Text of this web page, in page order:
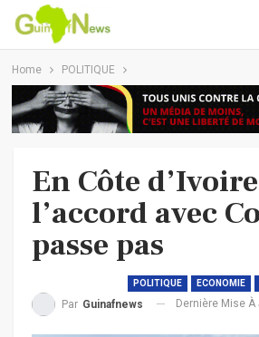
Home POLITIQUE
En Côte
l’accord avec
passe pas
POLITIQUE ECONOMIE
Par Guinafnews Dernière Mise À